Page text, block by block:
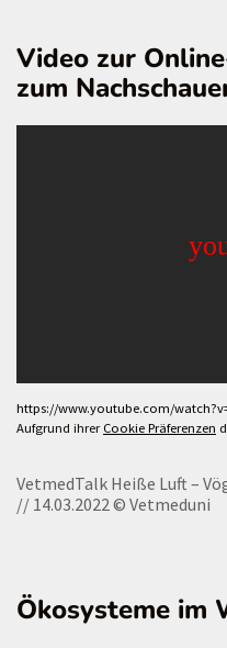
Video zur
zum
https://www.youtube.com/
Aufgrund ihrer Cookie Präferenzen
VetmedTalk Heiße Luft –
// 14.03.2022© Vetmeduni
Ökosysteme im